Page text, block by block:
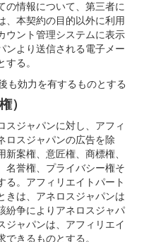
の情報について、第三者に
、本契約の目的以外に利用
ウント管理システムに表示
ンより送信される電子メー
る。
も効力を有するものとする
）
スジャパンに対し、アフィ
ロスジャパンの広告を除
案権、意匠権、商標権、
名誉権、プライバシー権そ
る。アフィリエイトパート
きは、アネロスジャパンは
紛争によりアネロスジャパ
ジャパンは、アフィリエイ
できるものとする。